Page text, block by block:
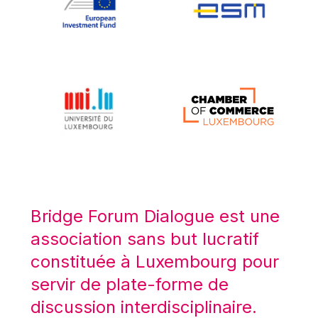
Koen LENAERTS
Lars Heikensten
Lucas Papademos
Máire Geoghegan-Quinn
Mario Centeno
Mario Monti
Maroš ŠEFČOVIČ
Martin Bailey
Martine Reicherts
Bridge Forum Dialogue est une
association sans but lucratif
constituée à Luxembourg pour
servir de plate-forme de
discussion interdisciplinaire.